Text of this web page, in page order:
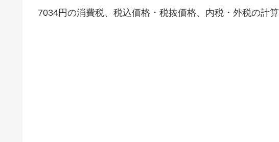
7034円の消費税、税込価格・税抜価格、内税・外税の計